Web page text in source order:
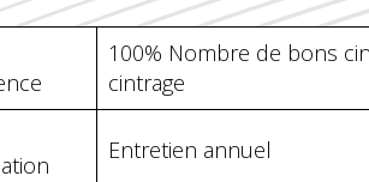
100% Nombre de bons
cintrage
Entretien annuel